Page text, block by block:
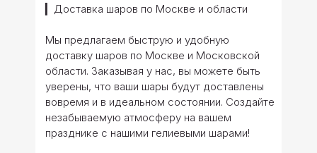
▎Доставка шаров по Москве и области
Мы предлагаем быструю и удобную
доставку шаров по Москве и Московской
области. Заказывая у нас, вы можете быть
уверены, что ваши шары будут доставлены
вовремя и в идеальном состоянии. Создайте
незабываемую атмосферу на вашем
празднике с нашими гелиевыми шарами!